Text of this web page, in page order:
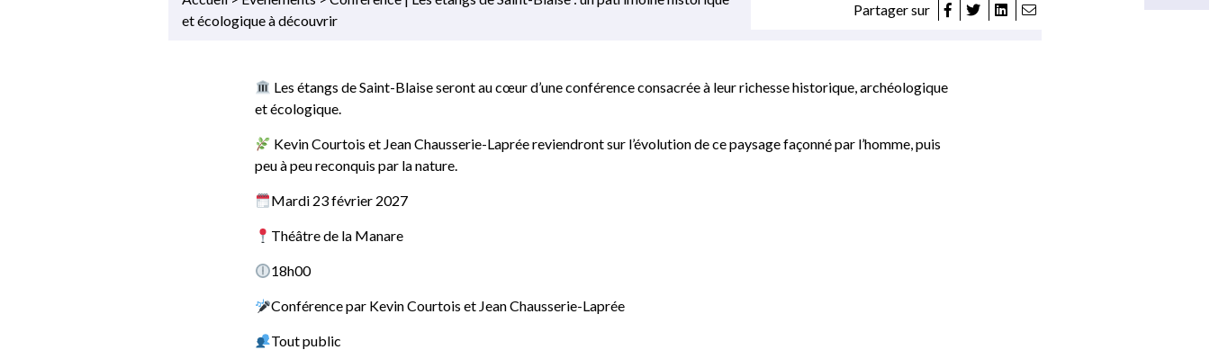
et écologique à découvrir
Partager sur
Les étangs de Saint-Blaise seront au cœur d’une conférence consacrée à leur richesse historique, archéologique
et écologique.
Kevin Courtois et Jean Chausserie-Laprée reviendront sur l’évolution de ce paysage façonné par l’homme, puis
peu à peu reconquis par la nature.
Mardi 23 février 2027
Théâtre de la Manare
18h00
Conférence par Kevin Courtois et Jean Chausserie-Laprée
Tout public